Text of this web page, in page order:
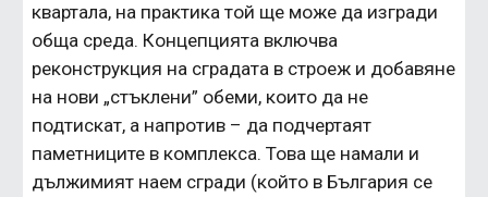
квартала, на практика той ще може да изгради
обща среда. Концепцията включва
реконструкция на сградата в строеж и добавяне
на нови „стъклени” обеми, които да не
подтискат, а напротив – да подчертаят
паметниците в комплекса. Това ще намали и
дължимият наем сгради (който в България се